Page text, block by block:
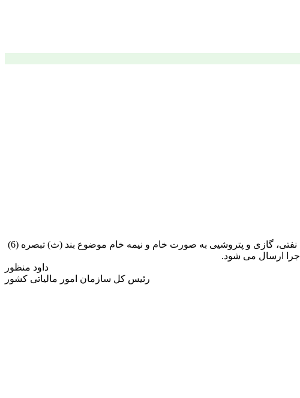
به پیوست تصویب نامه شماره 117518/ت59156ه مورخ 1400/10/01 هیأت محترم وزیران درخصوص فهرست مواد معدنی، محصولات نفتی، گازی و پتروشیی به صورت خام و نیمه خام موضوع بند (ث) تبصره (6)
داود منظور
رئیس کل سازمان امور مالیاتی کشور